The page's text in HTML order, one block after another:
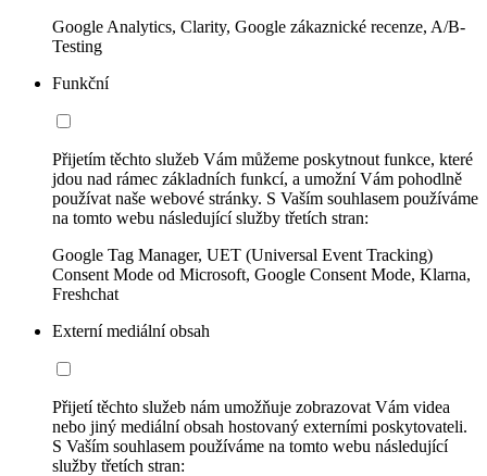
Google Analytics, Clarity, Google zákaznické recenze, A/B-
Testing
Funkční
Přijetím těchto služeb Vám můžeme poskytnout funkce, které
jdou nad rámec základních funkcí, a umožní Vám pohodlně
používat naše webové stránky. S Vaším souhlasem používáme
na tomto webu následující služby třetích stran:
Google Tag Manager, UET (Universal Event Tracking)
Consent Mode od Microsoft, Google Consent Mode, Klarna,
Freshchat
Externí mediální obsah
Přijetí těchto služeb nám umožňuje zobrazovat Vám videa
nebo jiný mediální obsah hostovaný externími poskytovateli.
S Vaším souhlasem používáme na tomto webu následující
služby třetích stran: